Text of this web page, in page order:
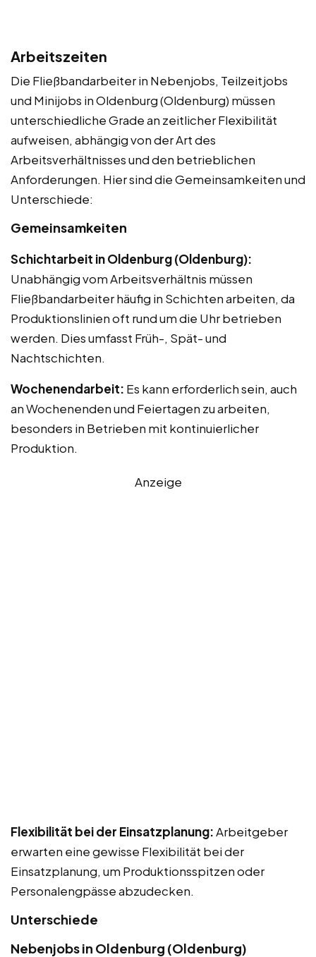
Arbeitszeiten
Die Fließbandarbeiter in Nebenjobs, Teilzeitjobs
und Minijobs in Oldenburg (Oldenburg) müssen
unterschiedliche Grade an zeitlicher Flexibilität
aufweisen, abhängig von der Art des
Arbeitsverhältnisses und den betrieblichen
Anforderungen. Hier sind die Gemeinsamkeiten und
Unterschiede:
Gemeinsamkeiten
Schichtarbeit in Oldenburg (Oldenburg):
Unabhängig vom Arbeitsverhältnis müssen
Fließbandarbeiter häufig in Schichten arbeiten, da
Produktionslinien oft rund um die Uhr betrieben
werden. Dies umfasst Früh-, Spät- und
Nachtschichten.
Wochenendarbeit: Es kann erforderlich sein, auch
an Wochenenden und Feiertagen zu arbeiten,
besonders in Betrieben mit kontinuierlicher
Produktion.
Anzeige
Flexibilität bei der Einsatzplanung:Arbeitgeber
erwarten eine gewisse Flexibilität bei der
Einsatzplanung, um Produktionsspitzen oder
Personalengpässe abzudecken.
Unterschiede
Nebenjobs in Oldenburg (Oldenburg)